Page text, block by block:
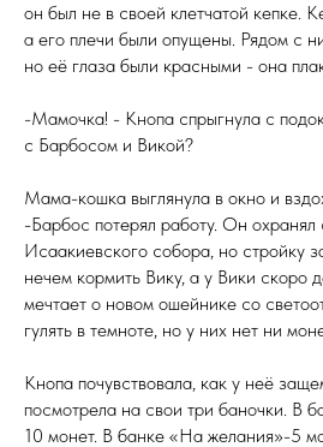
он был не в своей клетчатой кепке.
а его плечи были опущены. Рядом с
но её глаза были красными - она
-Мамочка! - Кнопа спрыгнула с
с Барбосом и Викой?
Мама-кошка выглянула в окно и
-Барбос потерял работу. Он охранял
Исаакиевского собора, но стройку
нечем кормить Вику, а у Вики скоро
мечтает о новом ошейнике со
гулять в темноте, но у них нет ни
Кнопа почувствовала, как у неё
посмотрела на свои три баночки. В
10 монет. В банке «На желания»-5